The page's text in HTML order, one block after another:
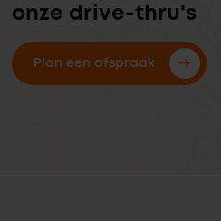
onze drive-thru's
Plan een afspraak